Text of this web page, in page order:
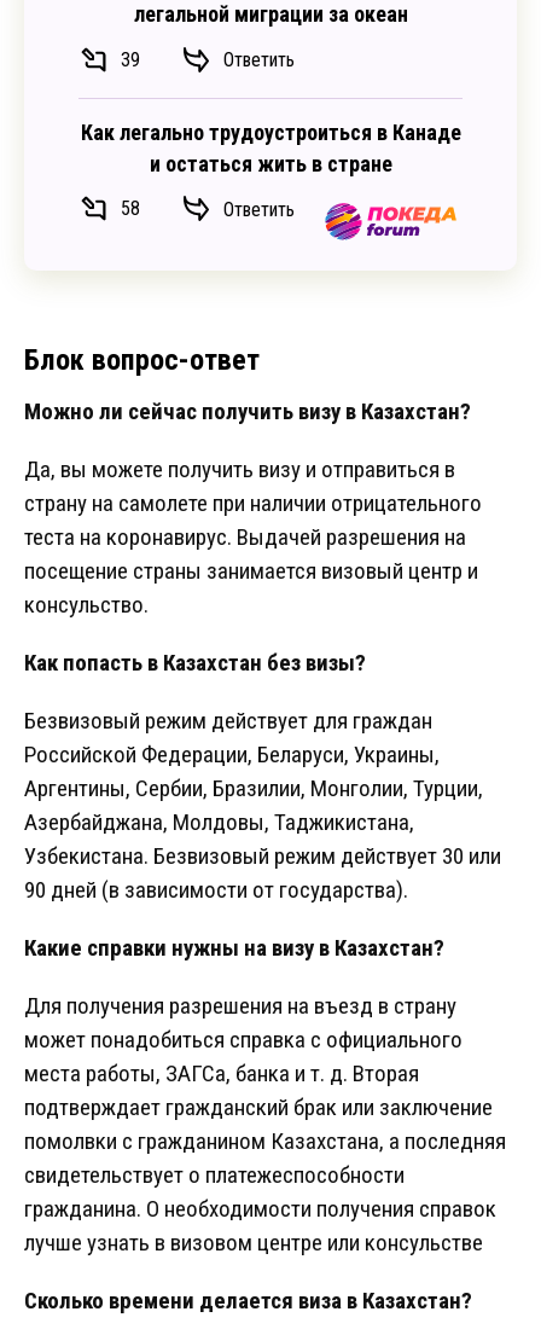
легальной миграции за океан
39 Ответить
Как легально трудоустроиться в Канаде
и остаться жить в стране
58 Ответить
Блок вопрос-ответ
Можно ли сейчас получить визу в Казахстан?
Да, вы можете получить визу и отправиться в
страну на самолете при наличии отрицательного
теста на коронавирус. Выдачей разрешения на
посещение страны занимается визовый центр и
консульство.
Как попасть в Казахстан без визы?
Безвизовый режим действует для граждан
Российской Федерации, Беларуси, Украины,
Аргентины, Сербии, Бразилии, Монголии, Турции,
Азербайджана, Молдовы, Таджикистана,
Узбекистана. Безвизовый режим действует 30 или
90 дней (в зависимости от государства).
Какие справки нужны на визу в Казахстан?
Для получения разрешения на въезд в страну
может понадобиться справка с официального
места работы, ЗАГСа, банка и т. д. Вторая
подтверждает гражданский брак или заключение
помолвки с гражданином Казахстана, а последняя
свидетельствует о платежеспособности
гражданина. О необходимости получения справок
лучше узнать в визовом центре или консульстве
Сколько времени делается виза в Казахстан?